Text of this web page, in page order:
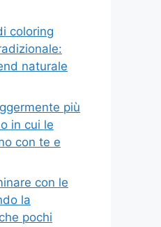
coloring
naturale
più
in cui le
con te e
con le
la
pochi